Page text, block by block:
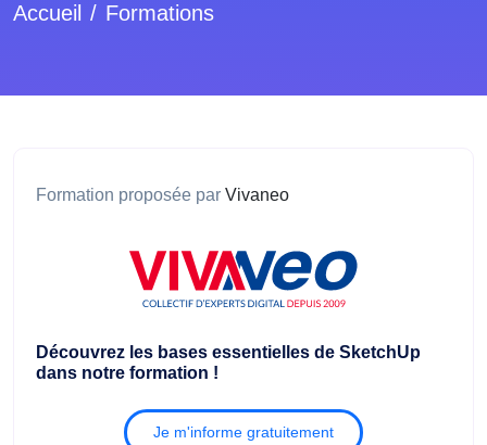
Accueil Formations
Formation proposée par Vivaneo
Découvrez les bases essentielles de SketchUp
dans notre formation !
Je m'informe gratuitement